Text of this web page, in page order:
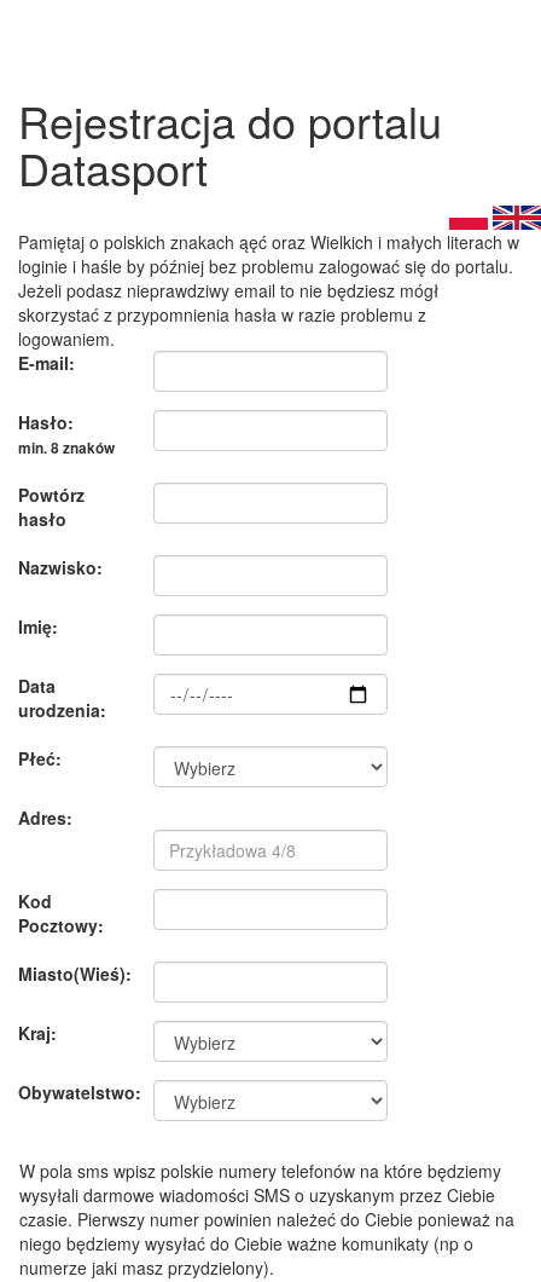
Rejestracja do portalu
Datasport
Pamiętaj o polskich znakach ąęć oraz Wielkich i małych literach w
loginie i haśle by później bez problemu zalogować się do portalu.
Jeżeli podasz nieprawdziwy email to nie będziesz mógł
skorzystać z przypomnienia hasła w razie problemu z
logowaniem.
E-mail:
Hasło:
min. 8 znaków
Powtórz
hasło
Nazwisko:
Imię:
Data
urodzenia:
Płeć:
Adres:
Kod
Pocztowy:
Miasto(Wieś):
Kraj:
Obywatelstwo:
W pola sms wpisz polskie numery telefonów na które będziemy
wysyłali darmowe wiadomości SMS o uzyskanym przez Ciebie
czasie. Pierwszy numer powinien należeć do Ciebie ponieważ na
niego będziemy wysyłać do Ciebie ważne komunikaty (np o
numerze jaki masz przydzielony).